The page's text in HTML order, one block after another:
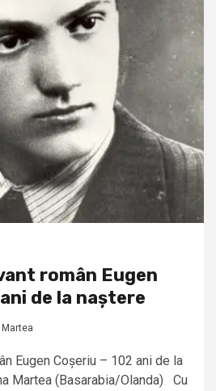
român Eugen
de la naștere
Martea
Eugen Coșeriu – 102 ani de la
Martea (Basarabia/Olanda) Cu